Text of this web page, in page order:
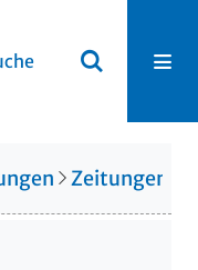
Zeitungen